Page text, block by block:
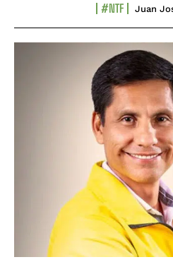
#NTF Juan